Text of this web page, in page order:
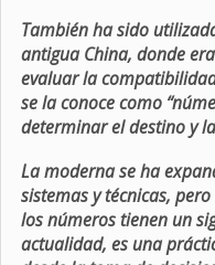
También ha sido
antigua China, donde
evaluar la
se la conoce como
determinar el destino y
La moderna se ha
sistemas y técnicas,
los números tienen un
actualidad, es una